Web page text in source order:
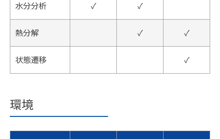
水分分析 ✓ ✓
熱分解 ✓ ✓
状態遷移 ✓
環境